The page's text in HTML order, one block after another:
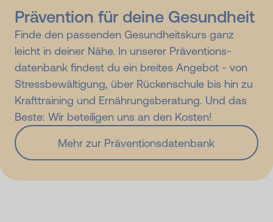
Prävention für deine Gesundheit
Finde den passenden Gesundheitskurs ganz
leicht in deiner Nähe. In unserer Präventions­
datenbank findest du ein breites Angebot - von
Stress­bewältigung, über Rücken­schule bis hin zu
Krafttraining und Ernährungs­beratung. Und das
Beste: Wir beteiligen uns an den Kosten!
Mehr zur Präventionsdatenbank